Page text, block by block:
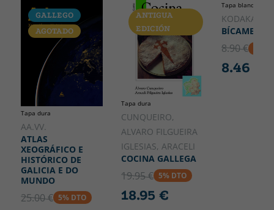
GALLEGO
AGOTADO
Tapa dura
AA.VV.
ATLAS
XEOGRÁFICO E
HISTÓRICO DE
GALICIA E DO
MUNDO
25.00 € 5% DTO
ANTIGUA
EDICIÓN
Tapa dura
CUNQUEIRO,
ALVARO FILGUEIRA
IGLESIAS, ARACELI
COCINA GALLEGA
19.95 € 5% DTO
18.95 €
GALLEGO
Tapa blanda o
KODAKA,
BÍCAME
8.90 €
8.46 €